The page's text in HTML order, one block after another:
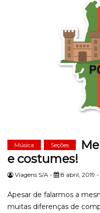
Música Seções
e costumes!
Viagens S/A - 8 abril, 2019 -
Apesar de falarmos a
muitas diferenças de